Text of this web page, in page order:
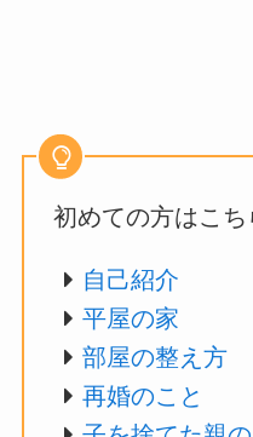
初めての方はこち
自己紹介
平屋の家
部屋の整え方
再婚のこと